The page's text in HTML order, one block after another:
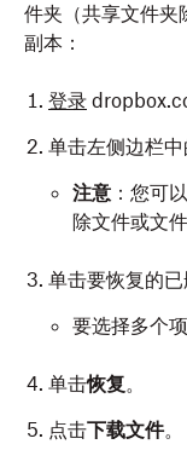
件夹（共享文件夹
副本：
登录
单击左侧边栏中
注意 ：您可
除文件或文件
单击要恢复的已
要选择多个
单击恢复。
点击下载文件。